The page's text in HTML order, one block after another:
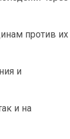
против их
и
и на